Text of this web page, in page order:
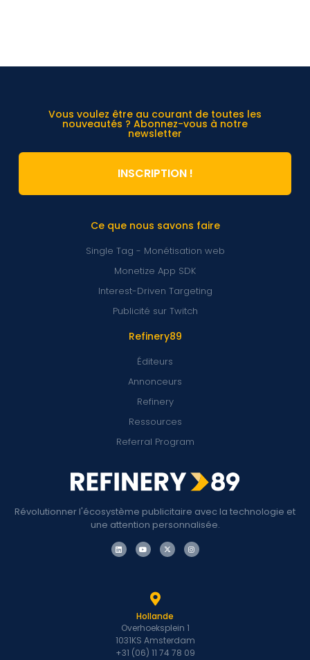
Révolutionner l'écosystème publicitaire avec la technologie et
une attention personnalisée.
Refinery89
Éditeurs
Annonceurs
Refinery
Ressources
Referral Program
Ce que nous savons faire
Single Tag - Monétisation web
Monetize App SDK
Interest-Driven Targeting
Publicité sur Twitch
Vous voulez être au courant de toutes les
nouveautés ? Abonnez-vous à notre
newsletter
INSCRIPTION !
Hollande
Overhoeksplein 1
1031KS Amsterdam
+31 (06) 11 74 78 09